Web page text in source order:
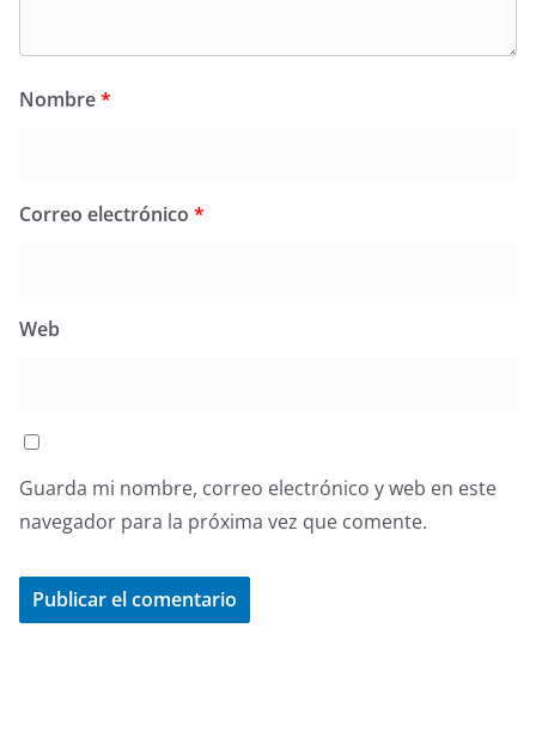
Nombre*
Correo electrónico *
Web
Guarda mi nombre, correo electrónico y web en este
navegador para la próxima vez que comente.